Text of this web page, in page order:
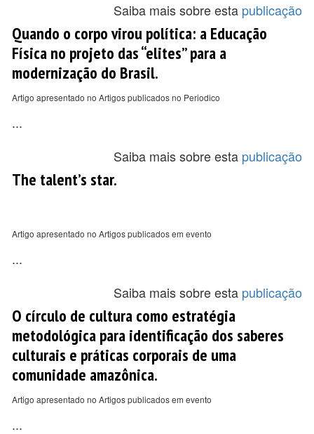
Saiba mais sobre esta publicação
Quando o corpo virou política: a Educação
Física no projeto das “elites” para a
modernização do Brasil.
Artigo apresentado no Artigos publicados no Periodico
...
Saiba mais sobre esta publicação
The talent’s star.
Artigo apresentado no Artigos publicados em evento
...
Saiba mais sobre esta publicação
O círculo de cultura como estratégia
metodológica para identificação dos saberes
culturais e práticas corporais de uma
comunidade amazônica.
Artigo apresentado no Artigos publicados em evento
...